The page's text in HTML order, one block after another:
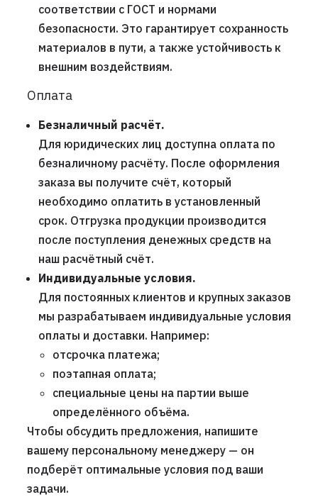
соответствии с ГОСТ и нормами
безопасности. Это гарантирует сохранность
материалов в пути, а также устойчивость к
внешним воздействиям.
Оплата
Безналичный расчёт.
Для юридических лиц доступна оплата по
безналичному расчёту. После оформления
заказа вы получите счёт, который
необходимо оплатить в установленный
срок. Отгрузка продукции производится
после поступления денежных средств на
наш расчётный счёт.
Индивидуальные условия.
Для постоянных клиентов и крупных заказов
мы разрабатываем индивидуальные условия
оплаты и доставки. Например:
отсрочка платежа;
поэтапная оплата;
специальные цены на партии выше
определённого объёма.
Чтобы обсудить предложения, напишите
вашему персональному менеджеру — он
подберёт оптимальные условия под ваши
задачи.